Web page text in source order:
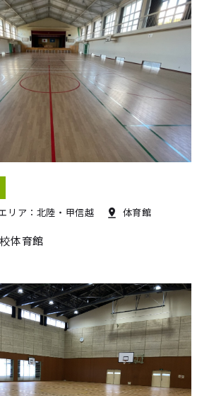
リア：北陸・甲信越 体育館
体育館